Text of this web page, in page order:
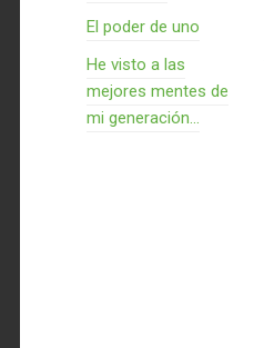
El poder de uno
He visto a las
mejores mentes de
mi generación…